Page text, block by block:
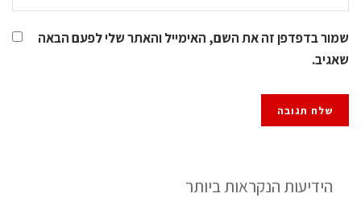
שמור בדפדפן זה את השם, האימייל והאתר שלי לפעם הבאה
שאגיב.
הידיעות הנקראות ביותר